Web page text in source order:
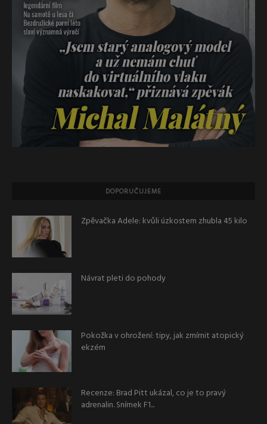
DOPORUČUJEME
Zpěvačka Adele: kvůli úzkostem zhubla 45 kilo
Návrat pleti do pohody
Pokožka v ohrožení: tipy, jak zmírnit atopický
ekzém
Recenze: Brad Pitt ukázal, co je to pravý
adrenalin. Snímek F1...